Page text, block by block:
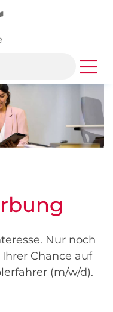
Nur noch
Chance auf
(m/w/d).